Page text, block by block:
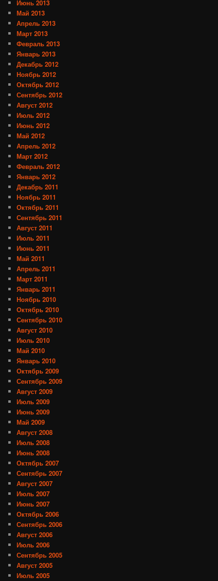
Июнь 2013
Май 2013
Апрель 2013
Март 2013
Февраль 2013
Январь 2013
Декабрь 2012
Ноябрь 2012
Октябрь 2012
Сентябрь 2012
Август 2012
Июль 2012
Июнь 2012
Май 2012
Апрель 2012
Март 2012
Февраль 2012
Январь 2012
Декабрь 2011
Ноябрь 2011
Октябрь 2011
Сентябрь 2011
Август 2011
Июль 2011
Июнь 2011
Май 2011
Апрель 2011
Март 2011
Январь 2011
Ноябрь 2010
Октябрь 2010
Сентябрь 2010
Август 2010
Июль 2010
Май 2010
Январь 2010
Октябрь 2009
Сентябрь 2009
Август 2009
Июль 2009
Июнь 2009
Май 2009
Август 2008
Июль 2008
Июнь 2008
Октябрь 2007
Сентябрь 2007
Август 2007
Июль 2007
Июнь 2007
Октябрь 2006
Сентябрь 2006
Август 2006
Июль 2006
Сентябрь 2005
Август 2005
Июль 2005